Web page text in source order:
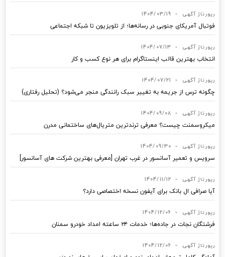
رپورتاژ آگهی •
1404/03/19
فوتبال آمریکای جنوبی در رسانه‌ها؛ از تلویزیون تا شبکه اجتماعی
رپورتاژ آگهی •
1404/07/13
انتخاب بهترین قالب‌ اینستاگرام برای هر نوع کسب‌ و کار
رپورتاژ آگهی •
1404/07/21
چگونه ترس از جریمه به تغییر سبک رانندگی منجر می‌شود؟ (تحلیل رفتاری)
رپورتاژ آگهی •
1404/09/08
میکروسمنت چیست؟ معرفی ترندترین متریال‌های ساختمانی مدرن
رپورتاژ آگهی •
1404/09/30
سرویس و تعمیر آسانسور در غرب تهران [معرفی بهترین شرکت های آسانسور]
رپورتاژ آگهی •
1404/11/12
آیا صرافی ال بانک برای آیفون نسخه اختصاصی دارد؟
رپورتاژ آگهی •
1404/12/06
فرشتگان نجات در جاده‌ها؛ خدمات ۲۴ ساعته امداد خودرو سمنان
رپورتاژ آگهی •
1404/12/06